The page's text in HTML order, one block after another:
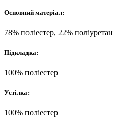
Основний матеріал:
78% поліестер, 22% поліуретан
Підкладка:
100% поліестер
Устілка:
100% поліестер